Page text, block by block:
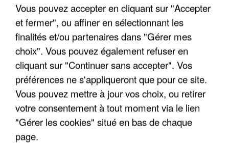
LES DONNÉES DE 300 000 CLIENTS DÉROBÉES À
INTERMARCHÉ APRÈS UNE...
Vous pouvez accepter en cliquant sur "Accepter
et fermer", ou affiner en sélectionnant les
finalités et/ou partenaires dans "Gérer mes
choix". Vous pouvez également refuser en
cliquant sur "Continuer sans accepter". Vos
préférences ne s'appliqueront que pour ce site.
Vous pouvez mettre à jour vos choix, ou retirer
votre consentement à tout moment via le lien
"Gérer les cookies" situé en bas de chaque
page.